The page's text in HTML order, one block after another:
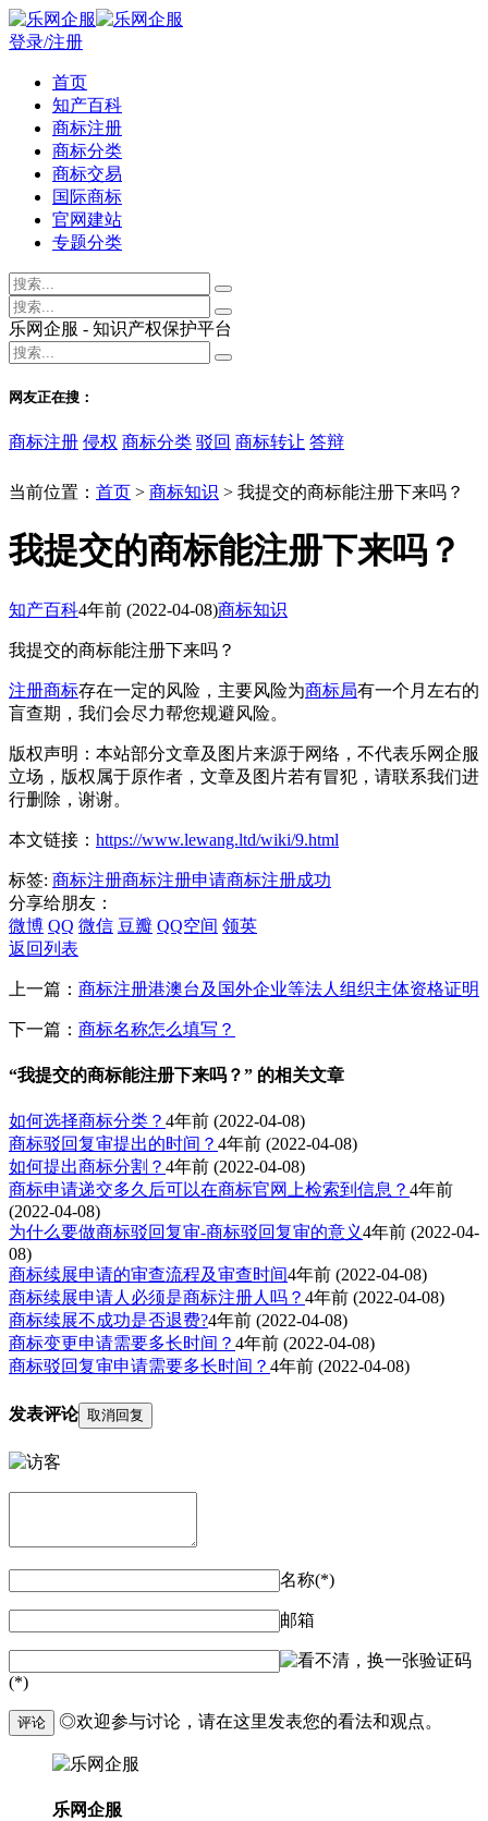
登录/注册
首页
知产百科
商标注册
商标分类
商标交易
国际商标
官网建站
专题分类
乐网企服 - 知识产权保护平台
网友正在搜：
商标注册 侵权 商标分类 驳回 商标转让 答辩
当前位置： 首页 > 商标知识 > 我提交的商标能注册下来吗？
我提交的商标能注册下来吗？
知产百科4年前 (2022-04-08)商标知识
我提交的商标能注册下来吗？
注册商标存在一定的风险，主要风险为商标局有一个月左右的
盲查期，我们会尽力帮您规避风险。
版权声明：本站部分文章及图片来源于网络，不代表乐网企服
立场，版权属于原作者，文章及图片若有冒犯，请联系我们进
行删除，谢谢。
本文链接： https://www.lewang.ltd/wiki/9.html
标签: 商标注册商标注册申请商标注册成功
分享给朋友：
微博 QQ 微信 豆瓣 QQ空间 领英
返回列表
上一篇： 商标注册港澳台及国外企业等法人组织主体资格证明
下一篇： 商标名称怎么填写？
“我提交的商标能注册下来吗？” 的相关文章
如何选择商标分类？ 4年前 (2022-04-08)
商标驳回复审提出的时间？ 4年前 (2022-04-08)
如何提出商标分割？ 4年前 (2022-04-08)
商标申请递交多久后可以在商标官网上检索到信息？ 4年前
(2022-04-08)
为什么要做商标驳回复审-商标驳回复审的意义4年前 (2022-04-
08)
商标续展申请的审查流程及审查时间4年前 (2022-04-08)
商标续展申请人必须是商标注册人吗？ 4年前 (2022-04-08)
商标续展不成功是否退费?4年前 (2022-04-08)
商标变更申请需要多长时间？ 4年前 (2022-04-08)
商标驳回复审申请需要多长时间？ 4年前 (2022-04-08)
发表评论 取消回复
名称(*)
邮箱
验证码
(*)
评论 ◎欢迎参与讨论，请在这里发表您的看法和观点。
乐网企服